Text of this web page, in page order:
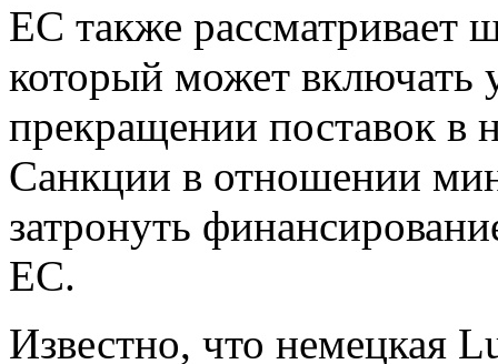
ЕС также рассматривает
который может включать
прекращении поставок в
Санкции в отношении
затронуть
ЕС.
Известно, что немецкая